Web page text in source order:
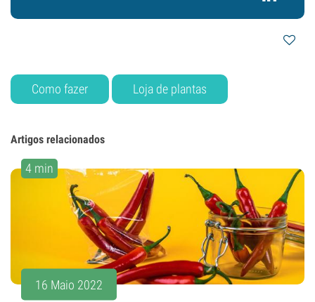
Como fazer Loja de plantas
Artigos relacionados
4 min
16 Maio 2022